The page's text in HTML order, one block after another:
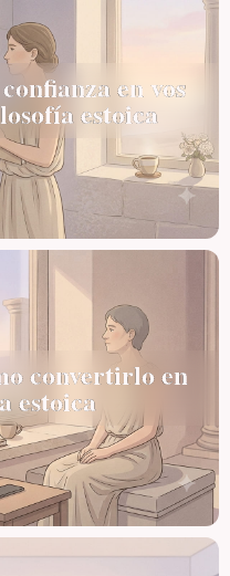
en vos
estoica
convertirlo en
estoica